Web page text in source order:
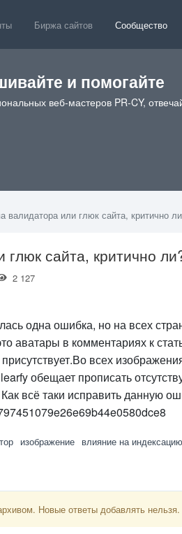
Биржа сайтов Сообщество
и помогайте
веб-мастеров PR-CY,
валидатора или глюк сайта, критично
сайта, критично
2 127
одна ошибка, но на всех
аватары в комментариях к
всех
обещает прописать
всё таки исправить данную
изображение влияние на индексацию
Новые ответы добавлять нельзя.